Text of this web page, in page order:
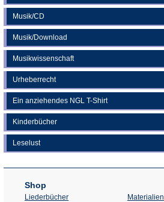
Musik/CD
Musik/Download
Musikwissenschaft
Urheberrecht
Ein anziehendes NGL T-Shirt
Kinderbücher
Leselust
Shop
Liederbücher Materialien